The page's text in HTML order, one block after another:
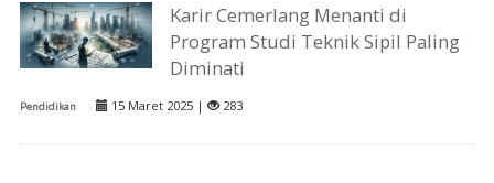
Karir Cemerlang Menanti di
Program Studi Teknik Sipil Paling
Diminati
Pendidikan 15 Maret 2025 | 283